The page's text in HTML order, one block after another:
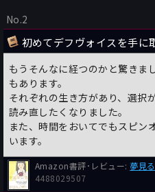
No.2
初めてデフヴォイスを手に
もうそんなに経つのかと驚きま
もあります。
それぞれの生き方があり、選択
読み直したくなりました。
また、時間をおいてでもスピン
います。
Amazon書評･レビュー: 夢見
4488029507